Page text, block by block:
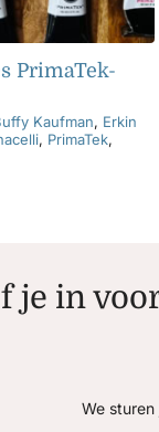
PrimaTek-
Kaufman, Erkin
, PrimaTek,
je in
We